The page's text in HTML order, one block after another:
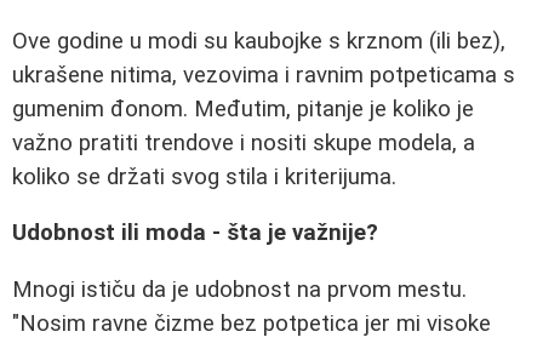
Ove godine u modi su kaubojke s krznom (ili bez),
ukrašene nitima, vezovima i ravnim potpeticama s
gumenim đonom. Međutim, pitanje je koliko je
važno pratiti trendove i nositi skupe modela, a
koliko se držati svog stila i kriterijuma.
Udobnost ili moda - šta je važnije?
Mnogi ističu da je udobnost na prvom mestu.
"Nosim ravne čizme bez potpetica jer mi visoke